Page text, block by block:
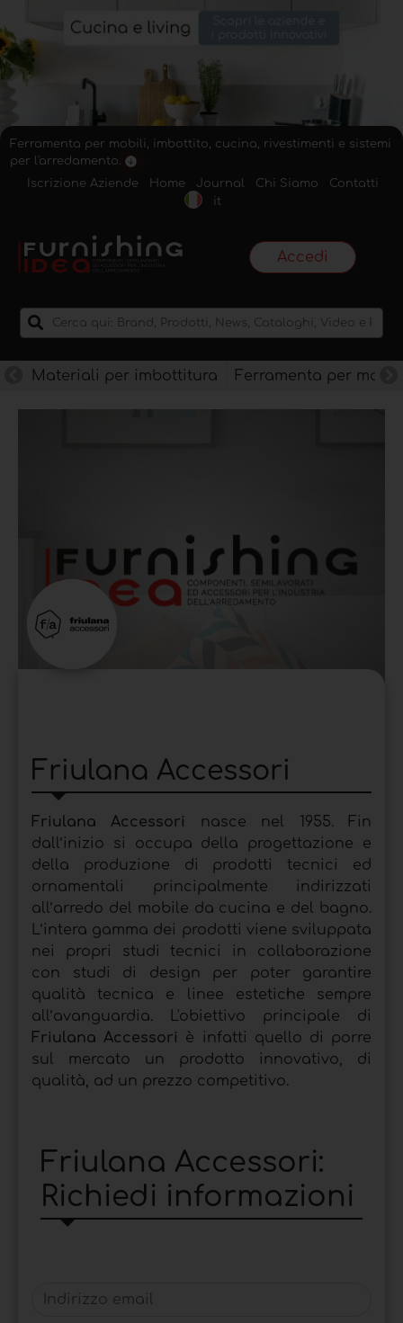
Ferramenta per mobili, imbottito, cucina, rivestimenti e sistemi
per l'arredamento.
Iscrizione Aziende
Home Journal Chi Siamo
Contatti
it
Accedi
Materiali per imbottitura Ferramenta per mobili
Friulana Accessori
Friulana Accessori
nasce nel 1955. Fin
dall’inizio si occupa della progettazione e
della produzione di prodotti tecnici ed
ornamentali principalmente indirizzati
all’arredo del mobile da cucina e del bagno.
L’intera gamma dei prodotti viene sviluppata
nei propri studi tecnici in collaborazione
con studi di design per poter garantire
qualità tecnica e linee estetiche sempre
all’avanguardia. L'obiettivo principale di
Friulana Accessori
è infatti quello di porre
sul mercato un prodotto innovativo, di
qualità, ad un prezzo competitivo.
Friulana Accessori:
Richiedi informazioni
Indirizzo email